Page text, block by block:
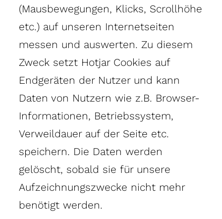
(Mausbewegungen, Klicks, Scrollhöhe
etc.) auf unseren Internetseiten
messen und auswerten. Zu diesem
Zweck setzt Hotjar Cookies auf
Endgeräten der Nutzer und kann
Daten von Nutzern wie z.B. Browser-
Informationen, Betriebssystem,
Verweildauer auf der Seite etc.
speichern. Die Daten werden
gelöscht, sobald sie für unsere
Aufzeichnungszwecke nicht mehr
benötigt werden.